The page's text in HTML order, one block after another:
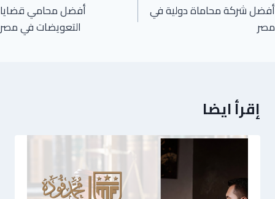
أفضل شركة محاماة دولية في
مصر
أفضل محامي قضايا
التعويضات في مصر
إقرأ ايضا